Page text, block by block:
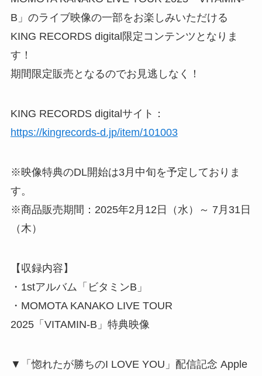
B」のライブ映像の一部をお楽しみいただける
KING RECORDS digital限定コンテンツとなりま
す！
期間限定販売となるのでお見逃しなく！
KING RECORDS digitalサイト：
https://kingrecords-d.jp/item/101003
※映像特典のDL開始は3月中旬を予定しておりま
す。
※商品販売期間：2025年2月12日（水）～ 7月31日
（木）
【収録内容】
・1stアルバム「ビタミンB」
・MOMOTA KANAKO LIVE TOUR
2025「VITAMIN-B」特典映像
▼「惚れたが勝ちのI LOVE YOU」配信記念 Apple